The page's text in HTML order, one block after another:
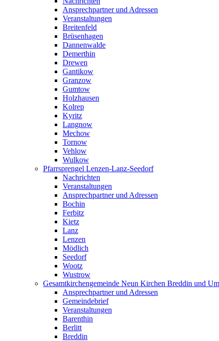
Ansprechpartner und Adressen
Veranstaltungen
Breitenfeld
Brüsenhagen
Dannenwalde
Demerthin
Drewen
Gantikow
Granzow
Gumtow
Holzhausen
Kolrep
Kyritz
Langnow
Mechow
Tornow
Vehlow
Wulkow
Pfarrsprengel Lenzen-Lanz-Seedorf
Nachrichten
Veranstaltungen
Ansprechpartner und Adressen
Bochin
Ferbitz
Kietz
Lanz
Lenzen
Mödlich
Seedorf
Wootz
Wustrow
Gesamtkirchengemeinde Neun Kirchen Breddin und
Ansprechpartner und Adressen
Gemeindebrief
Veranstaltungen
Barenthin
Berlitt
Breddin